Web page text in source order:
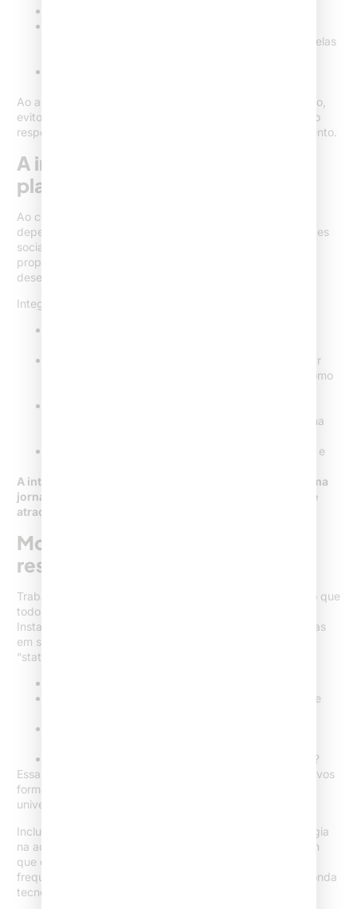
embasamento, mostre mudanças recentes e como elas
Ao adaptar as técnicas do copywriting ao universo jurídico,
evito termos sensacionalistas e frases apelativas. Prefiro o
respeito e a autoridade construída na base do conhecimento.
A integração com outras
plataformas digitais
Ao conversar com colegas, ouço muito sobre o medo de
depender apenas do Instagram. E há razão para isso: redes
sociais são excelentes para ampliar alcance, mas o canal
proprietário (seja site ou e-mail) é sempre o destino final
desejável para conversão de contatos em contratos.
Integro, sempre que possível, o perfil do escritório com:
Blog com artigos educativos (ótimo para aprofundar
temas e reforçar SEO jurídico; recomendo temas como
YouTube (quando possível, sempre mantendo a linha
E-mail marketing informativo (newsletter com dicas e
A integração multiplica pontos de contato e constrói uma
jornada digital estruturada, aumentando as chances de
atração e fidelização de clientes.
Monitoramento e análise de
resultados
Trabalhar com estratégia é olhar os números. Recomendo que
todo advogado acompanhe de perto as métricas do
Instagram, como alcance, curtidas, salvamentos, respostas
em stories e crescimento de seguidores. Não se trata de
“status”, mas de mensurar impacto real.
Os seguidores estão alinhados ao perfil desejado de
O engajamento veio de pessoas físicas ou jurídicas?
Essas respostas ajudam a ajustar temas, experimentar novos
formatos e até mesmo compreender sazonalidades do
universo jurídico.
Inclusive, pesquisas mostram que a utilização de tecnologia
na advocacia cresce de forma acelerada. Dados apontam
que quase 80% dos profissionais do Direito utilizam IA
frequentemente
. Monitorar resultados é aproveitar essa onda
tecnológica a favor do crescimento.